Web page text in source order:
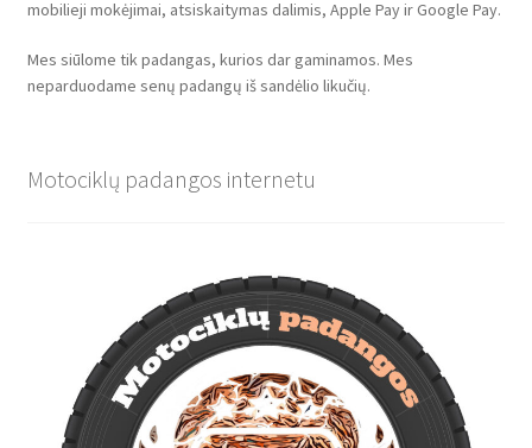
mobilieji mokėjimai, atsiskaitymas dalimis, Apple Pay ir Google Pay.
Mes siūlome tik padangas, kurios dar gaminamos. Mes
neparduodame senų padangų iš sandėlio likučių.
Motociklų padangos internetu